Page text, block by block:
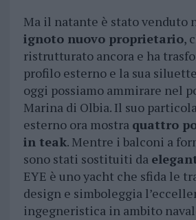
Ma il natante è stato venduto
ignoto nuovo proprietario,
ristrutturato ancora e ha
profilo esterno e la sua
oggi possiamo ammirare nel
Marina di Olbia. Il suo
esterno ora mostra quattro
in teak. Mentre i balconi a
sono stati sostituiti da
EYE è uno yacht che sfida le
design e simboleggia
ingegneristica in ambito